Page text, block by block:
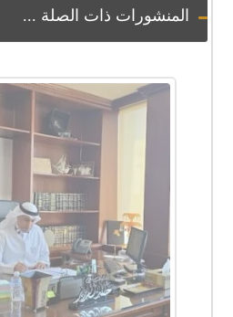
المنشورات ذات الصلة ...